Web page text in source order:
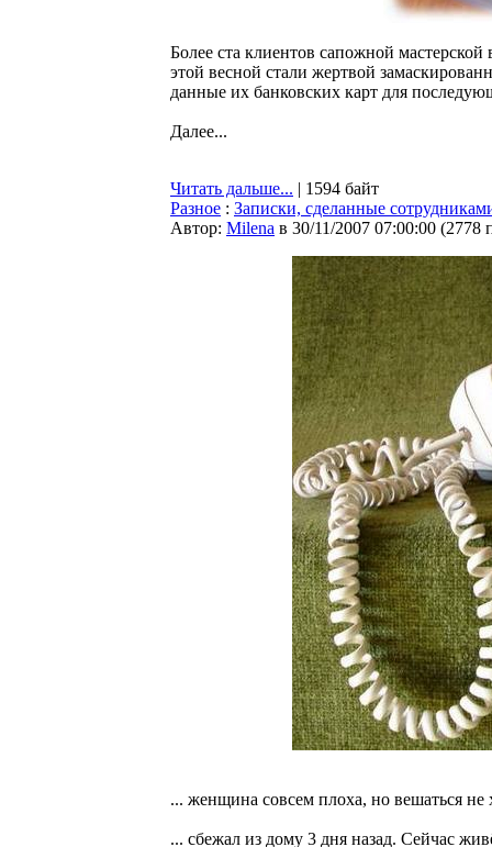
Более ста клиентов сапожной
этой весной стали жертвой
данные их банковских карт для
Далее...
Читать дальше... | 1594 байт
Разное : Записки, сделанные
Автор: Milena в 30/11/2007 07:00:00 (2778
... женщина совсем плоха, но вешаться не
... сбежал из дому 3 дня назад. Сейчас